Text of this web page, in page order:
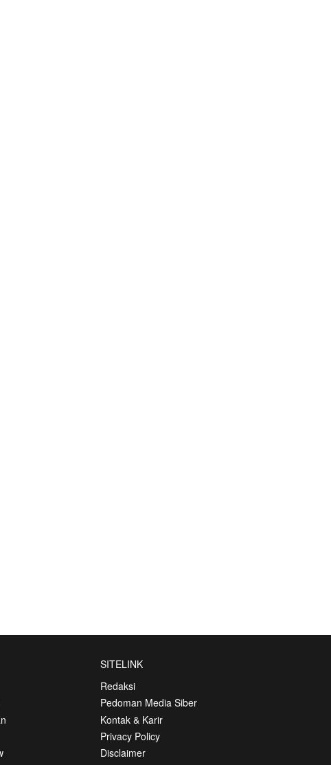
SITELINK
Redaksi
Pedoman Media Siber
Kontak & Karir
Privacy Policy
Disclaimer